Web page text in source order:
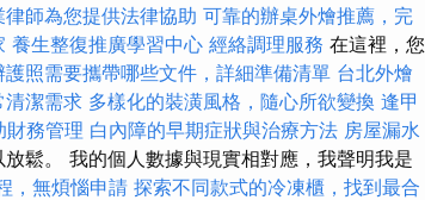
師為您提供法律協助 可靠的辦桌外燴推薦，完
養生整復推廣學習中心 經絡調理服務 在這裡，您
護照需要攜帶哪些文件，詳細準備清單 台北外燴
清潔需求 多樣化的裝潢風格，隨心所欲變換 逢甲
財務管理 白內障的早期症狀與治療方法 房屋漏水
鬆。 我的個人數據與現實相對應，我聲明我是
，無煩惱申請 探索不同款式的冷凍櫃，找到最合